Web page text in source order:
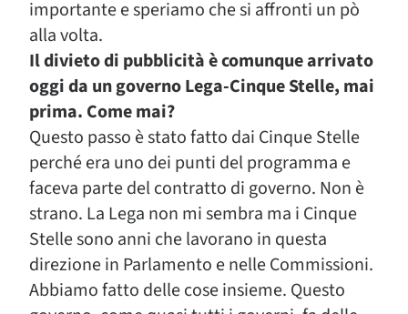
importante e speriamo che si affronti un pò
alla volta.
Il divieto di pubblicità è comunque arrivato
oggi da un governo Lega-Cinque Stelle, mai
prima. Come mai?
Questo passo è stato fatto dai Cinque Stelle
perché era uno dei punti del programma e
faceva parte del contratto di governo. Non è
strano. La Lega non mi sembra ma i Cinque
Stelle sono anni che lavorano in questa
direzione in Parlamento e nelle Commissioni.
Abbiamo fatto delle cose insieme. Questo